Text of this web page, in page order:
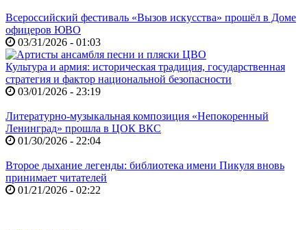
Всероссийский фестиваль «Вызов искусства» прошёл в Доме
офицеров ЮВО
03/31/2026 - 01:03
Культура и армия: историческая традиция, государственная
стратегия и фактор национальной безопасности
03/01/2026 - 23:19
Литературно-музыкальная композиция «Непокоренный
Ленинград» прошла в ЦОК ВКС
01/30/2026 - 22:04
Второе дыхание легенды: библиотека имени Пикуля вновь
принимает читателей
01/21/2026 - 02:22